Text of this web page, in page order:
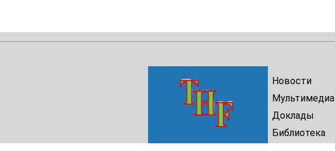
Новости
Мультимедиа
Доклады
Библиотека